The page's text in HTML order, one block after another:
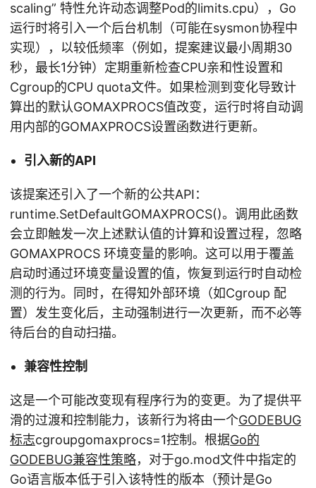
scaling” 特性允许动态调整Pod的limits.cpu），Go
运行时将引入一个后台机制（可能在sysmon协程中
实现），以较低频率（例如，提案建议最小周期30
秒，最长1分钟）定期重新检查CPU亲和性设置和
Cgroup的CPU quota文件。如果检测到变化导致计
算出的默认GOMAXPROCS值改变，运行时将自动调
用内部的GOMAXPROCS设置函数进行更新。
引入新的API
该提案还引入了一个新的公共API：
runtime.SetDefaultGOMAXPROCS()。调用此函数
会立即触发一次上述默认值的计算和设置过程，忽略
GOMAXPROCS 环境变量的影响。这可以用于覆盖
启动时通过环境变量设置的值，恢复到运行时自动检
测的行为。同时，在得知外部环境（如Cgroup 配
置）发生变化后，主动强制进行一次更新，而不必等
待后台的自动扫描。
兼容性控制
这是一个可能改变现有程序行为的变更。为了提供平
滑的过渡和控制能力，该新行为将由一个GODEBUG
标志cgroupgomaxprocs=1控制。根据Go的
GODEBUG兼容性策略，对于go.mod文件中指定的
Go语言版本低于引入该特性的版本（预计是Go